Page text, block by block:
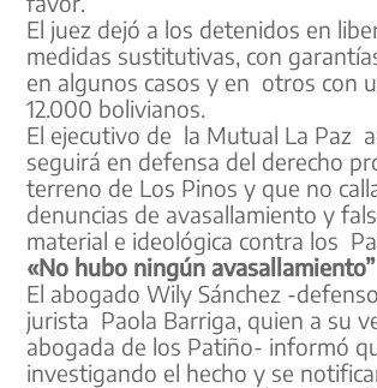
El juez dejó a los detenidos en
medidas sustitutivas, con
en algunos casos y en otros con
12.000 bolivianos.
El ejecutivo de la Mutual La Paz
seguirá en defensa del derecho
terreno de Los Pinos y que no
denuncias de avasallamiento y
material e ideológica contra los
«No hubo ningún avasallamiento”
El abogado Wily Sánchez -
jurista Paola Barriga, quien a su
abogada de los Patiño- informó
investigando el hecho y se